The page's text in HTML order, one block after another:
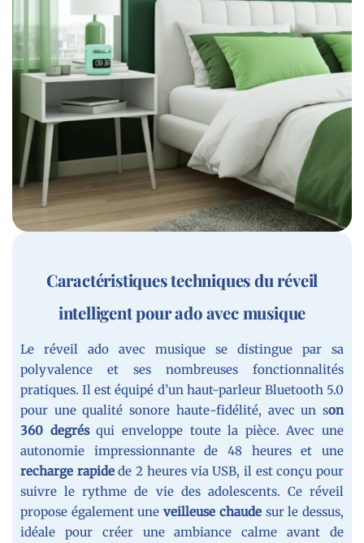
Caractéristiques techniques du réveil
intelligent pour ado avec musique
Le réveil ado avec musique se distingue par sa
polyvalence et ses nombreuses fonctionnalités
pratiques. Il est équipé d’un haut-parleur Bluetooth 5.0
pour une qualité sonore haute-fidélité, avec un son
360 degrésqui enveloppe toute la pièce. Avec une
autonomie impressionnante de 48 heures et une
recharge rapidede 2 heures via USB, il est conçu pour
suivre le rythme de vie des adolescents. Ce réveil
propose également uneveilleuse chaudesur le dessus,
idéale pour créer une ambiance calme avant de